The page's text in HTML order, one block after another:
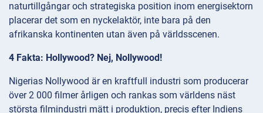
naturtillgångar och strategiska position inom energisektorn
placerar det som en nyckelaktör, inte bara på den
afrikanska kontinenten utan även på världsscenen.
4 Fakta: Hollywood? Nej, Nollywood!
Nigerias Nollywood är en kraftfull industri som producerar
över 2 000 filmer årligen och rankas som världens näst
största filmindustri mätt i produktion, precis efter Indiens